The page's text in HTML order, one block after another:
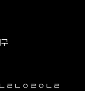
ㄹㄴㅇㄹㅇㄴㄹ